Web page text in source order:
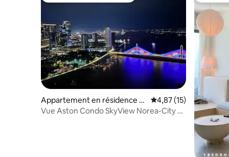
Appartement en résidence ⋅
Phnom Penh
Évaluation moyenne
4,87 (15)
Vue Aston Condo SkyView Norea-City &